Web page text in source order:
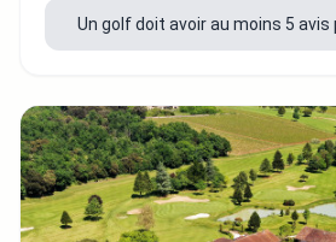
Un golf doit avoir au moins 5 avis